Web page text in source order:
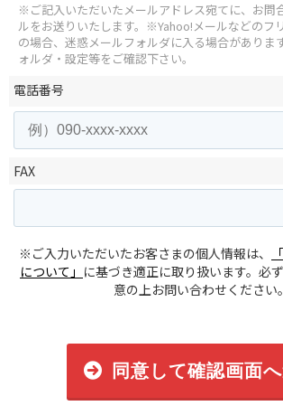
※ご記入いただいたメールアドレス宛てに、お問
ルをお送りいたします。 ※Yahoo!メールなどのフ
の場合、迷惑メールフォルダに入る場合があります
ォルダ・設定等をご確認下さい。
電話番号
FAX
※ご入力いただいたお客さまの個人情報は、
について」 に基づき適正に取り扱います。必
意の上お問い合わせください。
同意して確認画面